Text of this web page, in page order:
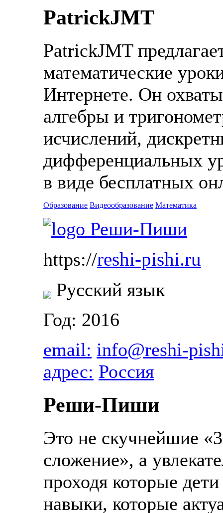
PatrickJMT
PatrickJMT
математические
Интернете. Он
алгебры и
исчислений,
дифференциальных
в виде бесплатных
Образование Видеообразование Математика
https://reshi-pishi.ru
Русский язык
Год: 2016
email: info@reshi-
адрес: Россия
Реши-Пиши
Это не скучнейшие
сложение», а
проходя которые
навыки, которые